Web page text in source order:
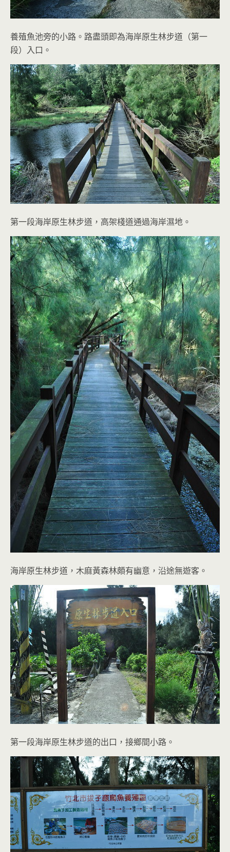
養殖魚池旁的小路。路盡頭即為海岸原生林步道（第一
段）入口。
第一段海岸原生林步道，高架棧道通過海岸濕地。
海岸原生林步道，木麻黃森林頗有幽意，沿途無遊客。
第一段海岸原生林步道的出口，接鄉間小路。